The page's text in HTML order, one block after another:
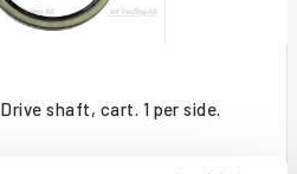
Drive shaft, cart. 1 per side.